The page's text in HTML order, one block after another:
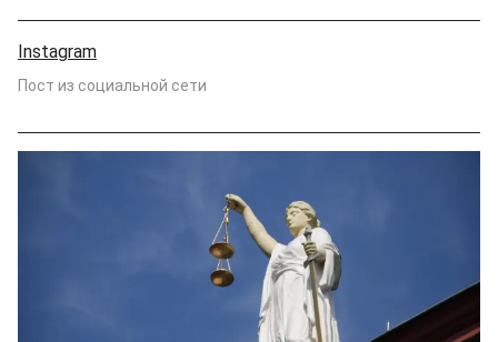
Instagram
Пост из социальной сети